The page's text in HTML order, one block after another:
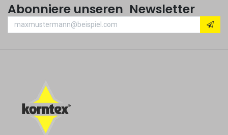
Abonniere unseren Newsletter